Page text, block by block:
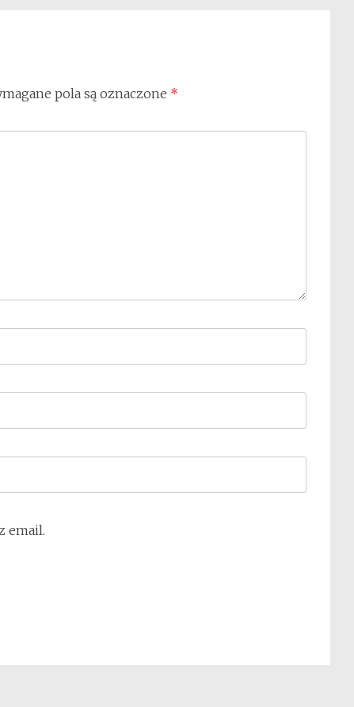
pola są oznaczone *
email.